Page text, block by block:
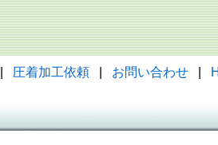
圧着加工依頼 お問い合わせ